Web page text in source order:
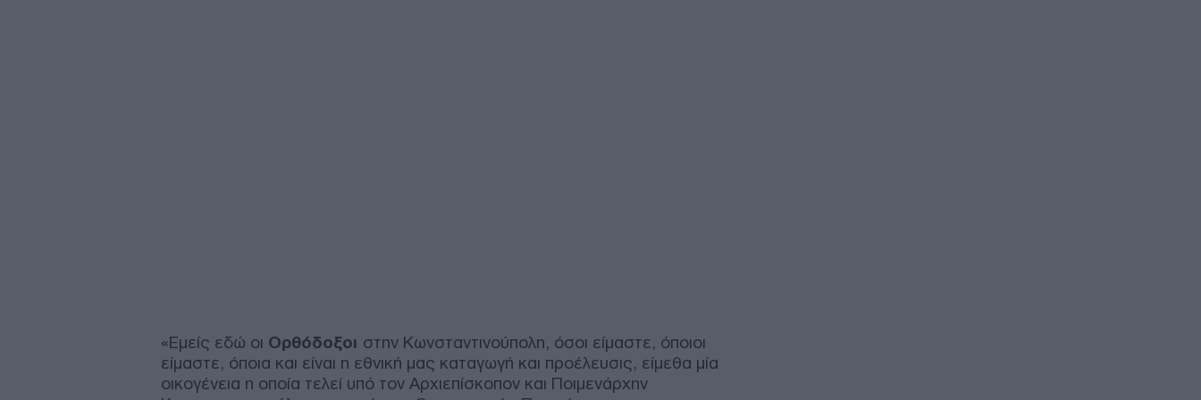
«Εμείς εδώ οι Ορθόδοξοι στην Κωνσταντινούπολη, όσοι είμαστε, όποιοι
είμαστε, όποια και είναι η εθνική μας καταγωγή και προέλευσις, είμεθα μία
οικογένεια η οποία τελεί υπό τον Αρχιεπίσκοπον και Ποιμενάρχην